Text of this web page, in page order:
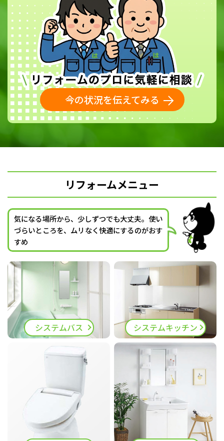
今の状況を伝えてみる
リフォームメニュー
気になる場所から、少しずつでも大丈夫。使い
づらいところを、ムリなく快適にするのがおす
すめ
システムバス システムキッチン